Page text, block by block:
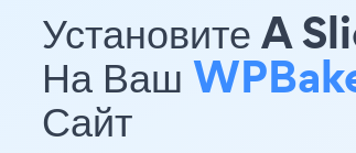
Установите A
На Ваш
Сайт